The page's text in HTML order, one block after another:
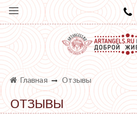
Главная Отзывы
ОТЗЫВЫ